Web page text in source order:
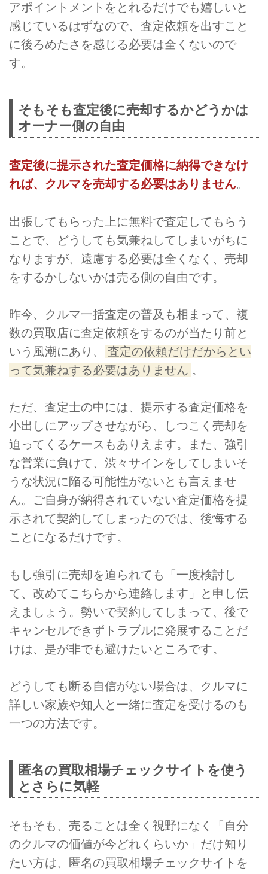
アポイントメントをとれるだけでも嬉しいと
感じているはずなので、査定依頼を出すこと
に後ろめたさを感じる必要は全くないので
す。
そもそも査定後に売却するかどうかは
オーナー側の自由
査定後に提示された査定価格に納得できなけ
れば、クルマを売却する必要はありません。
出張してもらった上に無料で査定してもらう
ことで、どうしても気兼ねしてしまいがちに
なりますが、遠慮する必要は全くなく、売却
をするかしないかは売る側の自由です。
昨今、クルマ一括査定の普及も相まって、複
数の買取店に査定依頼をするのが当たり前と
いう風潮にあり、
査定の依頼だけだからとい
って気兼ねする必要はありません 。
ただ、査定士の中には、提示する査定価格を
小出しにアップさせながら、しつこく売却を
迫ってくるケースもありえます。また、強引
な営業に負けて、渋々サインをしてしまいそ
うな状況に陥る可能性がないとも言えませ
ん。ご自身が納得されていない査定価格を提
示されて契約してしまったのでは、後悔する
ことになるだけです。
もし強引に売却を迫られても「一度検討し
て、改めてこちらから連絡します」と申し伝
えましょう。勢いで契約してしまって、後で
キャンセルできずトラブルに発展することだ
けは、是が非でも避けたいところです。
どうしても断る自信がない場合は、クルマに
詳しい家族や知人と一緒に査定を受けるのも
一つの方法です。
匿名の買取相場チェックサイトを使う
とさらに気軽
そもそも、売ることは全く視野になく「自分
のクルマの価値が今どれくらいか」だけ知り
たい方は、匿名の買取相場チェックサイトを